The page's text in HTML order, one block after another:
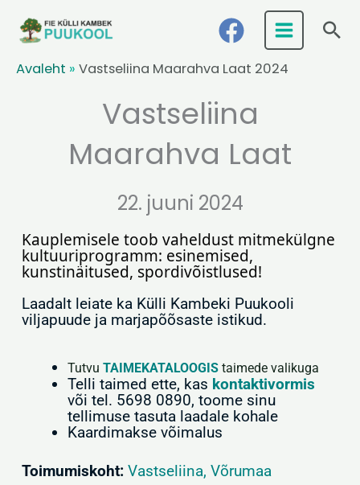
Avaleht » Vastseliina Maarahva Laat 2024
Vastseliina
Maarahva Laat
22. juuni 2024
Kauplemisele toob vaheldust mitmekülgne
kultuuriprogramm: esinemised,
kunstinäitused, spordivõistlused!
Laadalt leiate ka Külli Kambeki Puukooli
viljapuude ja marjapõõsaste istikud.
TutvuTAIMEKATALOOGIS taimede valikuga
Telli taimed ette, kas kontaktivormis
või tel. 5698 0890, toome sinu
tellimuse tasuta laadale kohale
Kaardimakse võimalus
Toimumiskoht:Vastseliina, Võrumaa